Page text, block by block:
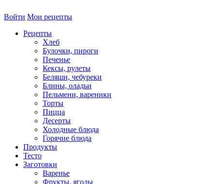
Войти Мои рецепты
Рецепты
Хлеб
Булочки, пироги
Печенье
Кексы, рулеты
Беляши, чебуреки
Блины, оладьи
Пельмени, вареники
Торты
Пицца
Десерты
Холодные блюда
Горячие блюда
Продукты
Тесто
Заготовки
Варенье
Фрукты, ягоды